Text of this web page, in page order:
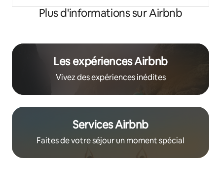
Plus d'informations sur Airbnb
Les expériences Airbnb
Vivez des expériences inédites
Services Airbnb
Faites de votre séjour un moment spécial